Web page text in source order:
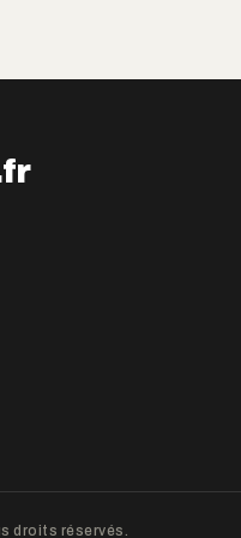
droits réservés.